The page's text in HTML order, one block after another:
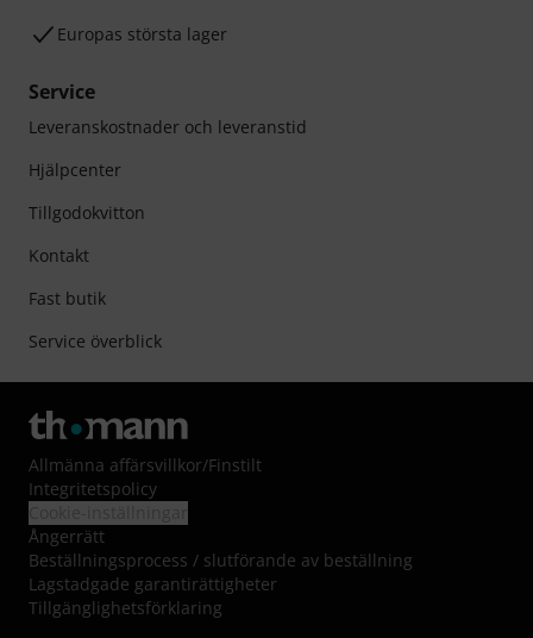
Europas största lager
Service
Leveranskostnader och leveranstid
Hjälpcenter
Tillgodokvitton
Kontakt
Fast butik
Service överblick
Allmänna affärsvillkor/Finstilt
Integritetspolicy
Ångerrätt
Beställningsprocess / slutförande av beställning
Lagstadgade garantirättigheter
Tillgänglighetsförklaring